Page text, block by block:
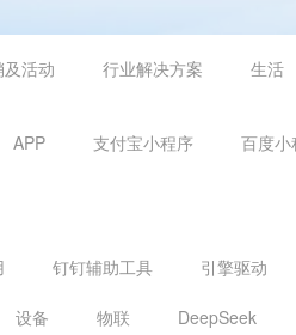
活动 行业解决方案 生活
APP 支付宝小程序 百度小
钉钉辅助工具 引擎驱动
设备 物联 DeepSeek